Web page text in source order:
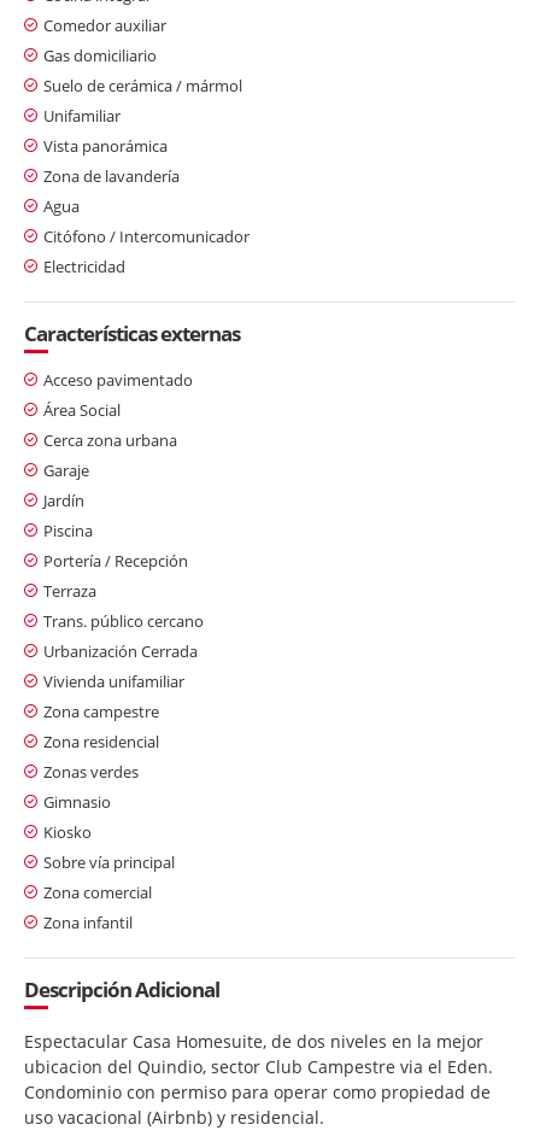
Comedor auxiliar
Gas domiciliario
Suelo de cerámica / mármol
Unifamiliar
Vista panorámica
Zona de lavandería
Agua
Citófono / Intercomunicador
Electricidad
Características externas
Acceso pavimentado
Área Social
Cerca zona urbana
Garaje
Jardín
Piscina
Portería / Recepción
Terraza
Trans. público cercano
Urbanización Cerrada
Vivienda unifamiliar
Zona campestre
Zona residencial
Zonas verdes
Gimnasio
Kiosko
Sobre vía principal
Zona comercial
Zona infantil
Descripción Adicional
Espectacular Casa Homesuite, de dos niveles en la mejor
ubicacion del Quindio, sector Club Campestre via el Eden.
Condominio con permiso para operar como propiedad de
uso vacacional (Airbnb) y residencial.